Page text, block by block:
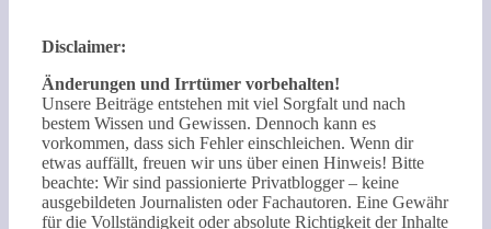
Disclaimer:
Änderungen und Irrtümer vorbehalten!
Unsere Beiträge entstehen mit viel Sorgfalt und nach
bestem Wissen und Gewissen. Dennoch kann es
vorkommen, dass sich Fehler einschleichen. Wenn dir
etwas auffällt, freuen wir uns über einen Hinweis! Bitte
beachte: Wir sind passionierte Privatblogger – keine
ausgebildeten Journalisten oder Fachautoren. Eine Gewähr
für die Vollständigkeit oder absolute Richtigkeit der Inhalte